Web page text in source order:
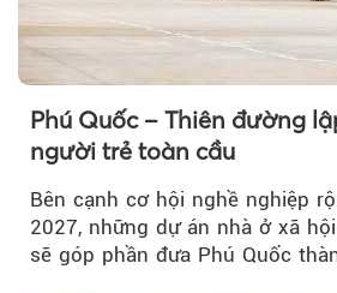
Phú Quốc – Thiên đường
người trẻ toàn cầu
Bên cạnh cơ hội nghề nghiệp
2027, những dự án nhà ở xã
sẽ góp phần đưa Phú Quốc